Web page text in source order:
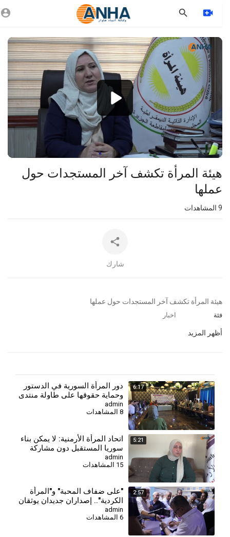
Video
1080p
360p
240p
⁣هيئة المرأة تكشف آخر المستجدات حول
عملها
المشاهدات
شارك
⁣هيئة المرأة تكشف آخر المستجدات حول عملها
فئة اخبار
أظهر المزيد
6:17
دور المرأة السورية في الدستور
وحماية حقوقها على طاولة منتدى
مجلس المرأة
admin
8 المشاهدات
5:21
⁣اتحاد المرأة الأرمنية: لا يمكن بناء
سوريا المستقبل دون مشاركة
جميع النساء
admin
15 المشاهدات
2:57
⁣"على ضفاف المحبة" و"المرأة
الكردية".. إصداران جديدان يوثقان
الهوية والذاكرة
admin
6 المشاهدات